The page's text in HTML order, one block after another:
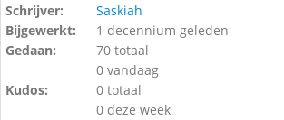
Schrijver:
Saskiah
Bijgewerkt:
1 decennium geleden
Gedaan:
70 totaal
0 vandaag
Kudos:
0 totaal
0 deze week